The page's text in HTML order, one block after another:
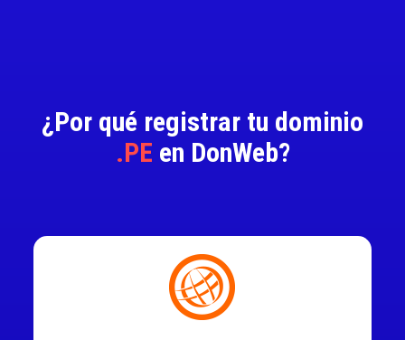
¿Por qué registrar tu dominio
.PE en DonWeb?